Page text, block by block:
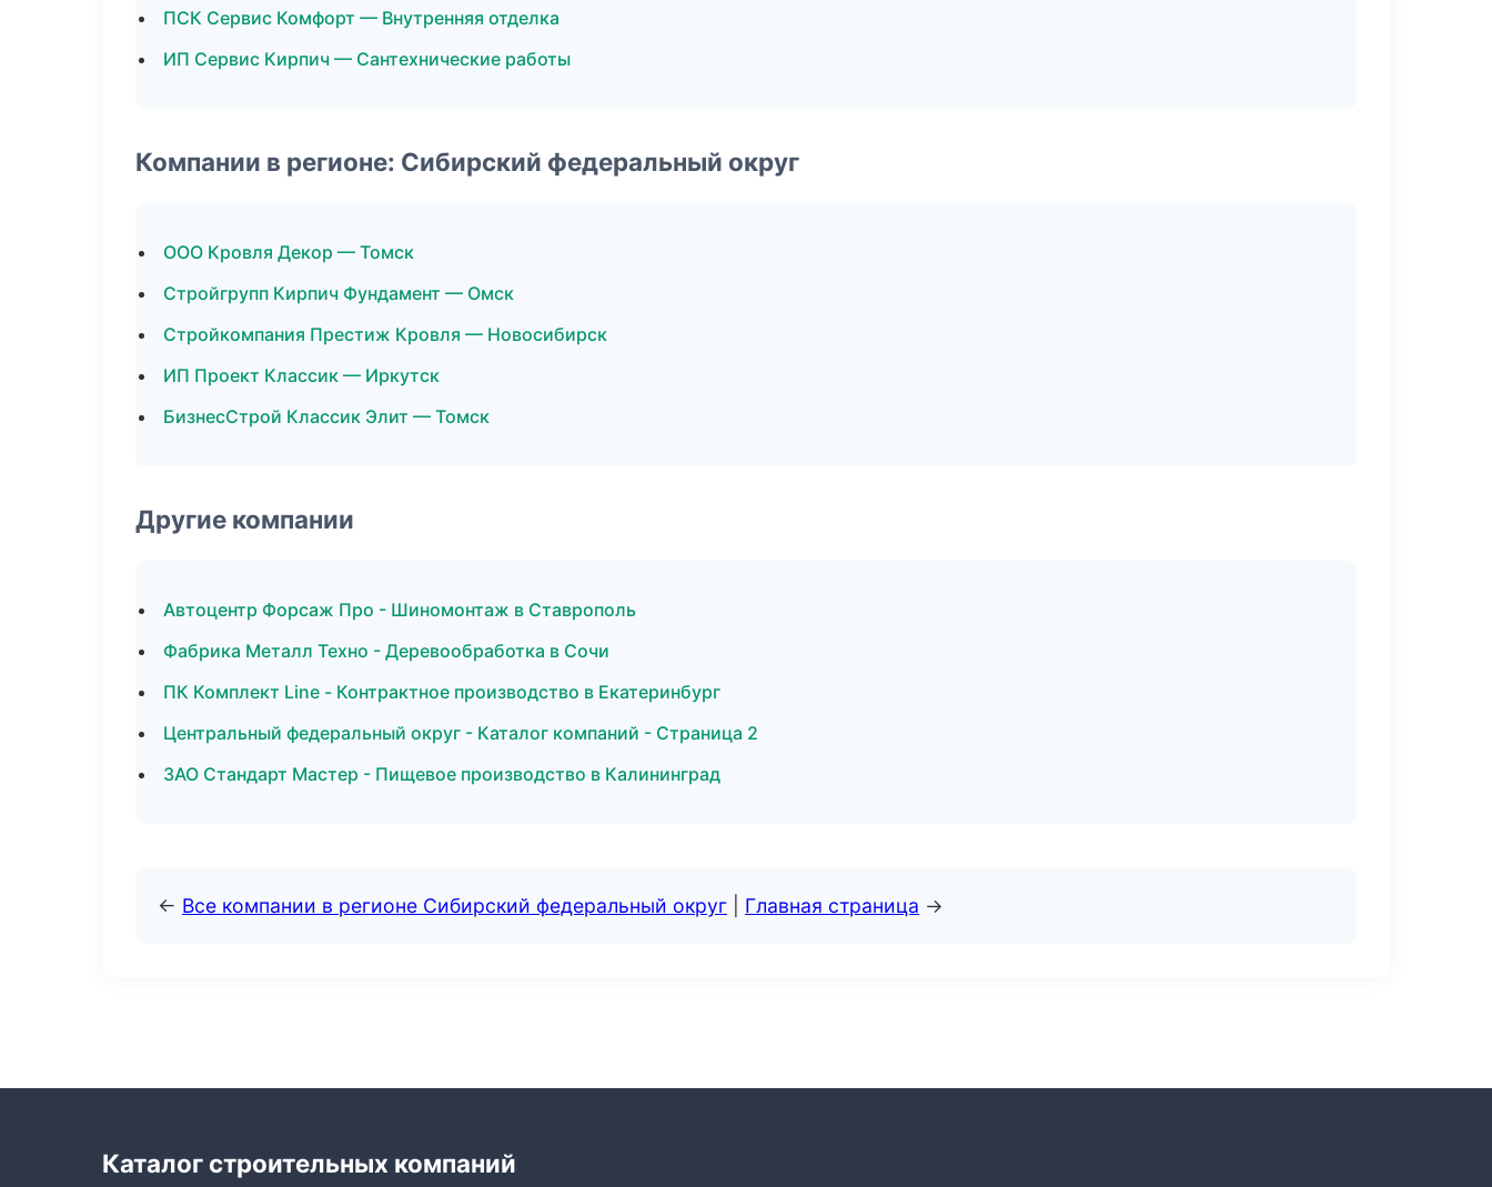
ПСК Сервис Комфорт — Внутренняя отделка
ИП Сервис Кирпич — Сантехнические работы
Компании в регионе: Сибирский федеральный округ
ООО Кровля Декор — Томск
Стройгрупп Кирпич Фундамент — Омск
Стройкомпания Престиж Кровля — Новосибирск
ИП Проект Классик — Иркутск
БизнесСтрой Классик Элит — Томск
Другие компании
Автоцентр Форсаж Про - Шиномонтаж в Ставрополь
Фабрика Металл Техно - Деревообработка в Сочи
ПК Комплект Line - Контрактное производство в Екатеринбург
Центральный федеральный округ - Каталог компаний - Страница 2
ЗАО Стандарт Мастер - Пищевое производство в Калининград
← Все компании в регионе Сибирский федеральный округ Главная страница →
Каталог строительных компаний